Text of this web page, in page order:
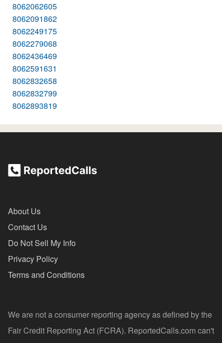
8062062605
8062091862
8062249175
8062279068
8062436469
8062591631
8062832658
8062832799
8062893819
About Us
Contact Us
Do Not Sell My Info
Privacy Policy
Terms and Conditions
We are not a consumer reporting agency as defined by the
Fair Credit Reporting Act (FCRA). ReportedCalls.com can't